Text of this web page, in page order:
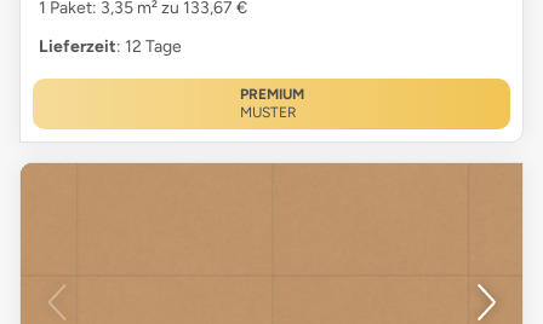
1 Paket: 3,35 m² zu 133,67 €
Lieferzeit: 12 Tage
PREMIUM
MUSTER